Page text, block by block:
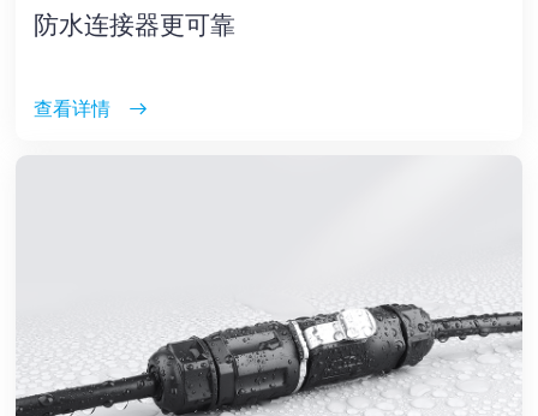
防水连接器更可靠
查看详情